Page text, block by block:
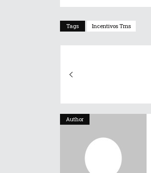
Tags Incentivos Tms
Author